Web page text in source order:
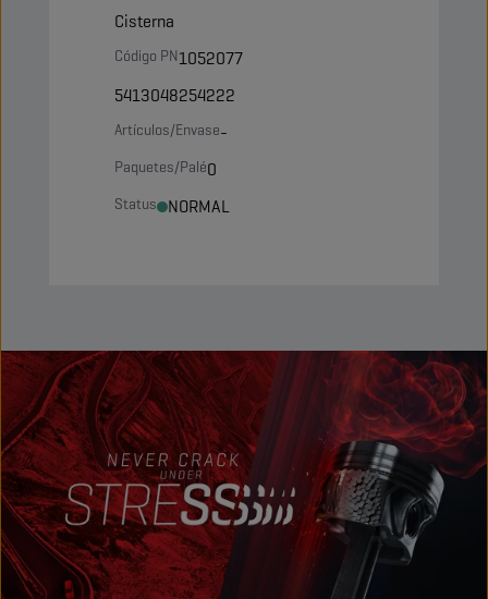
Cisterna
Código PN1052077
5413048254222
Artículos/Envase-
Paquetes/Palé0
Status NORMAL